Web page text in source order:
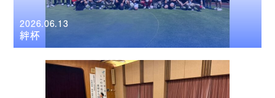
2026.06.13
絆杯